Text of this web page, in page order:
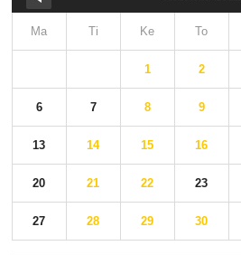
Ma Ti Ke To
1 2
6 7 8 9
13 14 15 16
20 21 22 23
27 28 29 30